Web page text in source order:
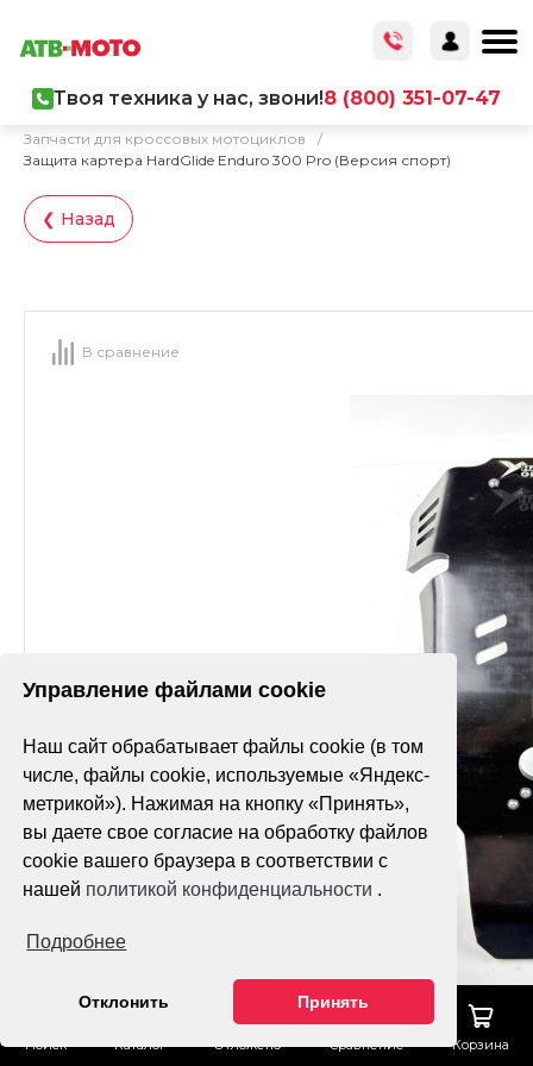
Управление файлами cookie
Наш сайт обрабатывает файлы cookie (в том
числе, файлы cookie, используемые «Яндекс-
метрикой»). Нажимая на кнопку «Принять»,
вы даете свое согласие на обработку файлов
cookie вашего браузера в соответствии с
нашей политикой конфиденциальности .
Подробнее
Отклонить Принять
Поиск Каталог Отложено Сравнение Корзина
Твоя техника у нас, звони!8 (800) 351-07-47
Запчасти для кроссовых мотоциклов
/
Защита картера HardGlide Enduro 300 Pro (Версия спорт)
❮ Назад
В сравнение